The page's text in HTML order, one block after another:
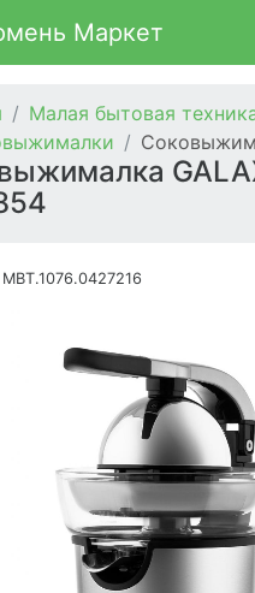
Маркет
Малая бытовая
MBT.1076.0427216